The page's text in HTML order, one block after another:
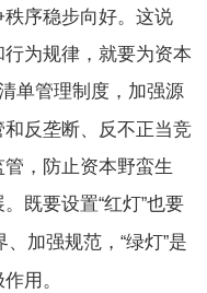
序稳步向好。这说
为规律，就要为资本
单管理制度，加强源
反垄断、反不正当竞
，防止资本野蛮生
既要设置“红灯”也要
加强规范， “绿灯”是
用。